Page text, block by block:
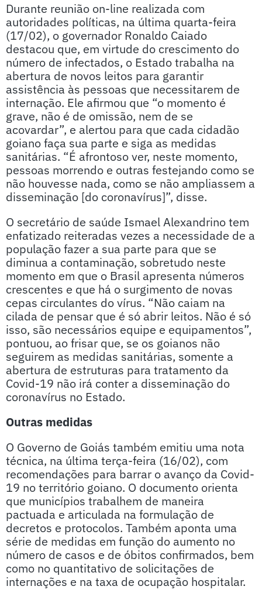
Durante reunião on-line realizada com
autoridades políticas, na última quarta-feira
(17/02), o governador Ronaldo Caiado
destacou que, em virtude do crescimento do
número de infectados, o Estado trabalha na
abertura de novos leitos para garantir
assistência às pessoas que necessitarem de
internação. Ele afirmou que “o momento é
grave, não é de omissão, nem de se
acovardar”, e alertou para que cada cidadão
goiano faça sua parte e siga as medidas
sanitárias. “É afrontoso ver, neste momento,
pessoas morrendo e outras festejando como se
não houvesse nada, como se não ampliassem a
disseminação [do coronavírus]”, disse.
O secretário de saúde Ismael Alexandrino tem
enfatizado reiteradas vezes a necessidade de a
população fazer a sua parte para que se
diminua a contaminação, sobretudo neste
momento em que o Brasil apresenta números
crescentes e que há o surgimento de novas
cepas circulantes do vírus. “Não caiam na
cilada de pensar que é só abrir leitos. Não é só
isso, são necessários equipe e equipamentos”,
pontuou, ao frisar que, se os goianos não
seguirem as medidas sanitárias, somente a
abertura de estruturas para tratamento da
Covid-19 não irá conter a disseminação do
coronavírus no Estado.
Outras medidas
O Governo de Goiás também emitiu uma nota
técnica, na última terça-feira (16/02), com
recomendações para barrar o avanço da Covid-
19 no território goiano. O documento orienta
que municípios trabalhem de maneira
pactuada e articulada na formulação de
decretos e protocolos. Também aponta uma
série de medidas em função do aumento no
número de casos e de óbitos confirmados, bem
como no quantitativo de solicitações de
internações e na taxa de ocupação hospitalar.